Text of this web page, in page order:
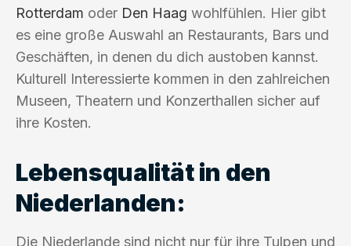
Rotterdam oder Den Haag wohlfühlen. Hier gibt
es eine große Auswahl an Restaurants, Bars und
Geschäften, in denen du dich austoben kannst.
Kulturell Interessierte kommen in den zahlreichen
Museen, Theatern und Konzerthallen sicher auf
ihre Kosten.
Lebensqualität in den
Niederlanden:
Die Niederlande sind nicht nur für ihre Tulpen und